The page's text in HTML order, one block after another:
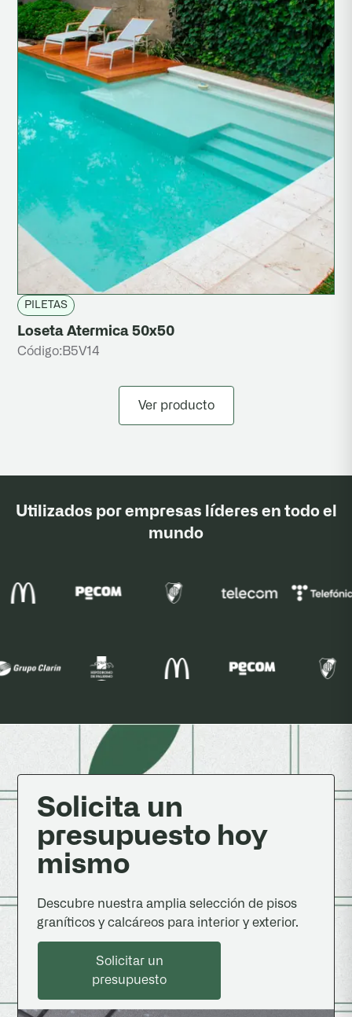
PILETAS
Loseta Atermica 50x50
Código: B5V14
Ver producto
Utilizados por empresas líderes en todo el
mundo
Solicita un
presupuesto hoy
mismo
Descubre nuestra amplia selección de pisos
graníticos y calcáreos para interior y exterior.